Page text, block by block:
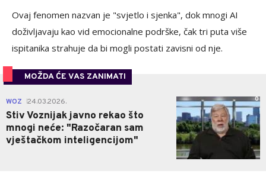
Ovaj fenomen nazvan je "svjetlo i sjenka", dok mnogi AI
doživljavaju kao vid emocionalne podrške, čak tri puta više
ispitanika strahuje da bi mogli postati zavisni od nje.
MOŽDA ĆE VAS ZANIMATI
WOZ 24.03.2026.
Stiv Voznijak javno rekao što
mnogi neće: "Razočaran sam
vještačkom inteligencijom"
0